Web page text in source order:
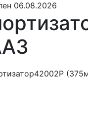
06.08.2026